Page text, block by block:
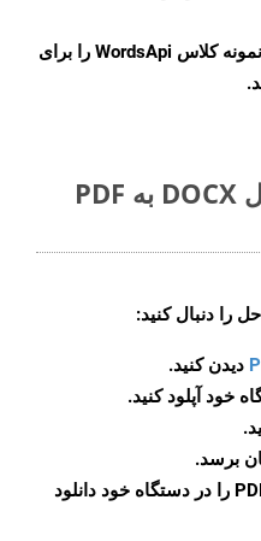
نمونه کلاس WordsApi را برای
مراحل ساده برای تبدیل DOCX به PDF
را دنبال کنید:
دیدن کنید.
برسد.
پس از تکمیل تبدیل، فایل PDF را در دستگاه خود دانلود